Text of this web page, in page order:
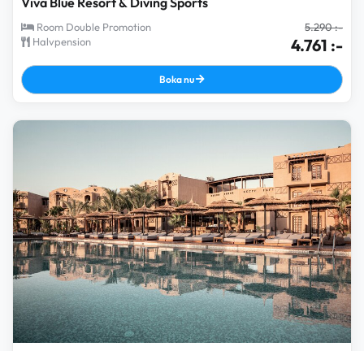
Room Double Promotion
Halvpension
5.290 :-
4.761 :-
Boka nu